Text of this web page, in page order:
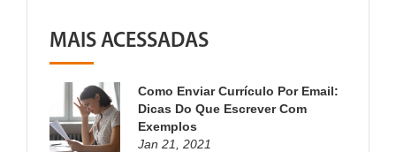
MAIS ACESSADAS
Como Enviar Currículo Por Email:
Dicas Do Que Escrever Com
Exemplos
Jan 21, 2021